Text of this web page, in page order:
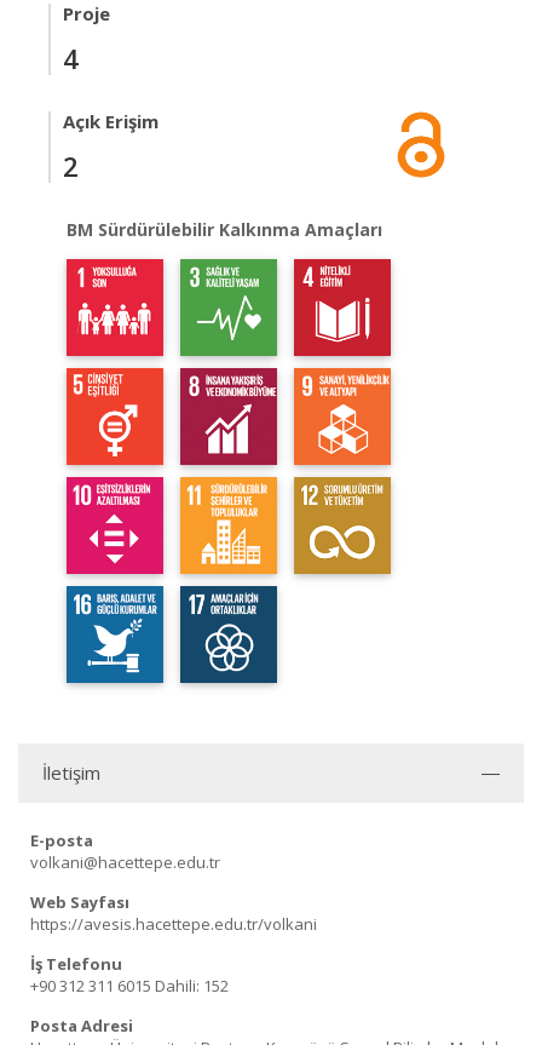
Proje
4
Açık Erişim
2
BM Sürdürülebilir Kalkınma Amaçları
İletişim
E-posta
volkani@hacettepe.edu.tr
Web Sayfası
https://avesis.hacettepe.edu.tr/volkani
İş Telefonu
+90 312 311 6015 Dahili: 152
Posta Adresi